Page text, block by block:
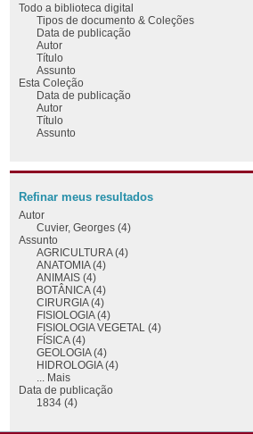
Todo a biblioteca digital
Tipos de documento & Coleções
Data de publicação
Autor
Título
Assunto
Esta Coleção
Data de publicação
Autor
Título
Assunto
Refinar meus resultados
Autor
Cuvier, Georges (4)
Assunto
AGRICULTURA (4)
ANATOMIA (4)
ANIMAIS (4)
BOTÂNICA (4)
CIRURGIA (4)
FISIOLOGIA (4)
FISIOLOGIA VEGETAL (4)
FÍSICA (4)
GEOLOGIA (4)
HIDROLOGIA (4)
... Mais
Data de publicação
1834 (4)